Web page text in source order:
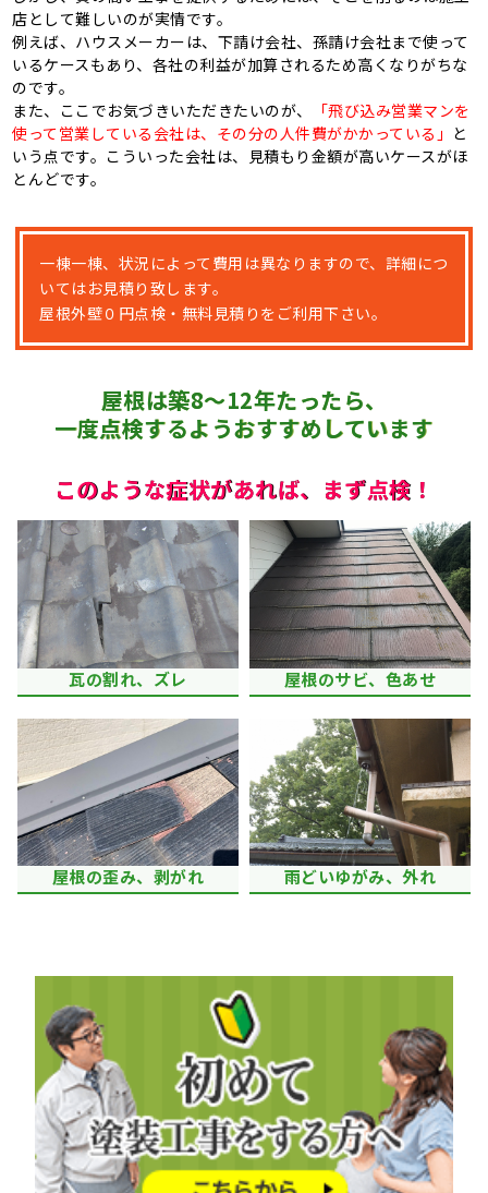
店として難しいのが実情です。
例えば、ハウスメーカーは、下請け会社、孫請け会社まで使って
いるケースもあり、各社の利益が加算されるため高くなりがちな
のです。
また、ここでお気づきいただきたいのが、
「飛び込み営業マンを
使って営業している会社は、その分の人件費がかかっている」 と
いう点です。こういった会社は、見積もり金額が高いケースがほ
とんどです。
一棟一棟、状況によって費用は異なりますので、詳細につ
いてはお見積り致します。
屋根外壁０円点検・無料見積りをご利用下さい。
屋根は築8～12年たったら、
一度点検するようおすすめしています
このような症状があれば、まず点検！
瓦の割れ、ズレ 屋根のサビ、色あせ
屋根の歪み、剥がれ 雨どいゆがみ、外れ